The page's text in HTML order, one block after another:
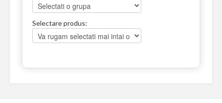
Selectare produs: